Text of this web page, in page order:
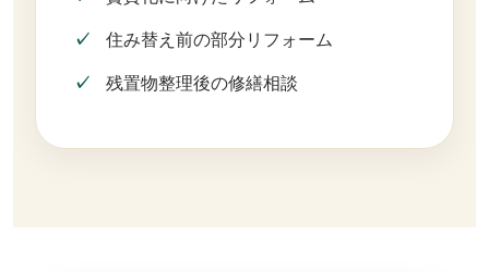
住み替え前の部分リフォーム
残置物整理後の修繕相談